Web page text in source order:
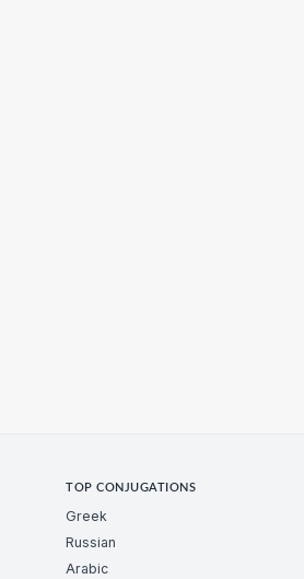
TOP CONJUGATIONS
Greek
Russian
Arabic